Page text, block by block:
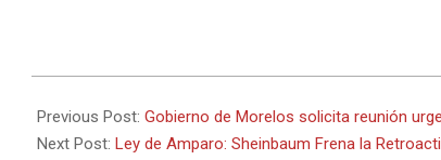
08-
09
Previous Post: Gobierno de Morelos solicita reunión
Next Post: Ley de Amparo: Sheinbaum Frena la